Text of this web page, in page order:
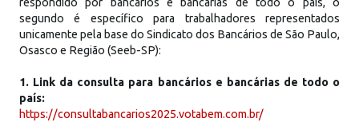
segundo é específico para trabalhadores representados
unicamente pela base do Sindicato dos Bancários de São Paulo,
Osasco e Região (Seeb-SP):
1. Link da consulta para bancários e bancárias de todo o
país:
https://consultabancarios2025.votabem.com.br/